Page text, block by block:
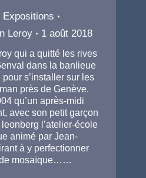
Expositions
Leroy 1 août 2018
qui a quitté les rives
dans la banlieue
s’installer sur les
près de Genève.
qu’un après-midi
avec son petit garçon
l’atelier-école
animé par Jean-
à y perfectionner
mosaïque……